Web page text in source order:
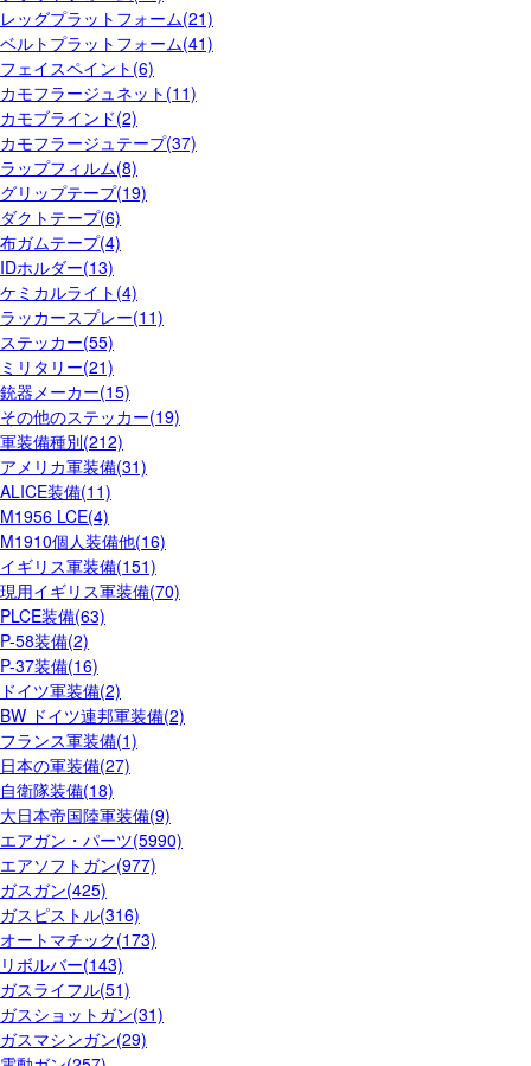
レッグプラットフォーム(21)
ベルトプラットフォーム(41)
フェイスペイント(6)
カモフラージュネット(11)
カモブラインド(2)
カモフラージュテープ(37)
ラップフィルム(8)
グリップテープ(19)
ダクトテープ(6)
布ガムテープ(4)
IDホルダー(13)
ケミカルライト(4)
ラッカースプレー(11)
ステッカー(55)
ミリタリー(21)
銃器メーカー(15)
その他のステッカー(19)
軍装備種別(212)
アメリカ軍装備(31)
ALICE装備(11)
M1956 LCE(4)
M1910個人装備他(16)
イギリス軍装備(151)
現用イギリス軍装備(70)
PLCE装備(63)
P-58装備(2)
P-37装備(16)
ドイツ軍装備(2)
BW ドイツ連邦軍装備(2)
フランス軍装備(1)
日本の軍装備(27)
自衛隊装備(18)
大日本帝国陸軍装備(9)
エアガン・パーツ(5990)
エアソフトガン(977)
ガスガン(425)
ガスピストル(316)
オートマチック(173)
リボルバー(143)
ガスライフル(51)
ガスショットガン(31)
ガスマシンガン(29)